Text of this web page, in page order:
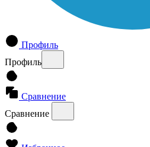
Профиль
Профиль
Сравнение
Сравнение